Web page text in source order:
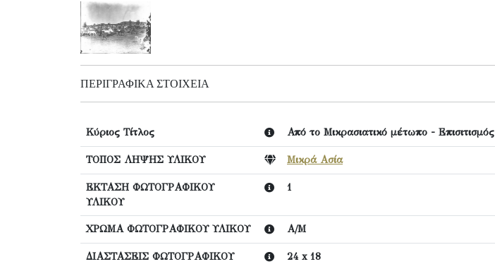
ΠΕΡΙΓΡΑΦΙΚΆ ΣΤΟΙΧΕΊΑ
Κύριος Τίτλος Από το Μικρασιατικό μέτωπο - Επισιτισμός
ΤΟΠΟΣ ΛΗΨΗΣ ΥΛΙΚΟΥ Μικρά Ασία
ΕΚΤΑΣΗ ΦΩΤΟΓΡΑΦΙΚΟΥ
ΥΛΙΚΟΥ
1
ΧΡΩΜΑ ΦΩΤΟΓΡΑΦΙΚΟΥ ΥΛΙΚΟΥ Α/Μ
ΔΙΑΣΤΑΣΕΙΣ ΦΩΤΟΓΡΑΦΙΚΟΥ
24 x 18